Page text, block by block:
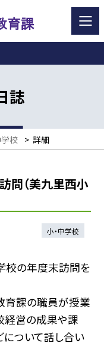
誌
学校 > 詳細
問（美九里西小
小・中学校
校の年度末訪問を
育課の職員が授業
経営の成果や課
ついて話し合い